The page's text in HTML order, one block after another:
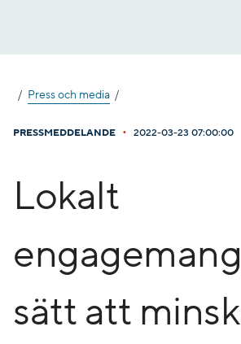
Press och media
PRESSMEDDELANDE • 2022-03-23 07:00:00
Lokalt
sätt att